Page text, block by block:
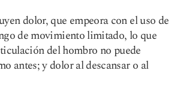
dolor, que empeora con el uso de
de movimiento limitado, lo que
del hombro no puede
antes; y dolor al descansar o al